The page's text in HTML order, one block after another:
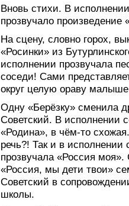
Вновь стихи. В
прозвучало
На сцену, словно горох,
«Росинки» из
исполнении прозвучала
соседи! Сами
округ целую ораву
Одну «Берёзку» сменила
Советский. В исполнении
«Родина», в чём-то
речь?! Так и в
прозвучала «Россия
«Россия, мы дети твои»
Советский в
школы.